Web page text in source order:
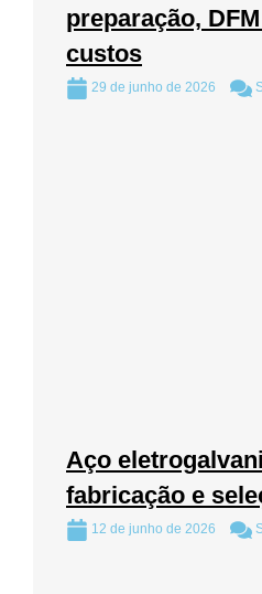
preparação,
custos
29 de junho de 2026
Aço
fabricação e
12 de junho de 2026